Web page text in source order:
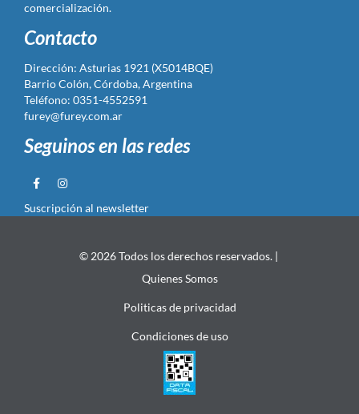
comercialización.
Contacto
Dirección: Asturias 1921 (X5014BQE)
Barrio Colón, Córdoba, Argentina
Teléfono: 0351-4552591
furey@furey.com.ar
Seguinos en las redes
Suscripción al newsletter
© 2026 Todos los derechos reservados. |
Quienes Somos
Politicas de privacidad
Condiciones de uso